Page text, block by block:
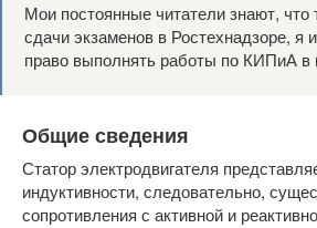
Мои постоянные читатели знают, что
сдачи экзаменов в Ростехнадзоре, я
право выполнять работы по КИПиА в
Общие сведения
Статор электродвигателя
индуктивности, следовательно,
сопротивления с активной и